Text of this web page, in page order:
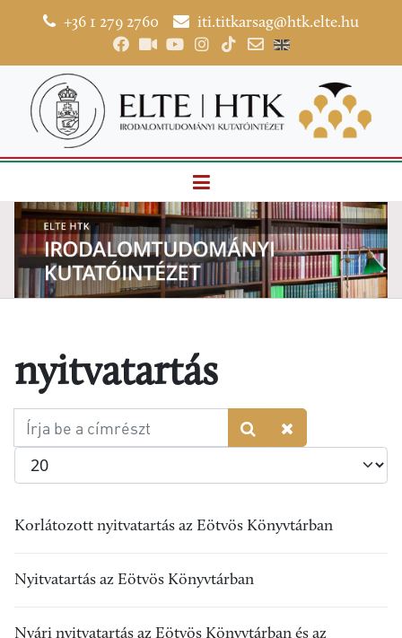
+36 1 279 2760 iti.titkarsag@htk.elte.hu
nyitvatartás
Írja
be
Tételek #
Korlátozott nyitvatartás az Eötvös Könyvtárban
Nyitvatartás az Eötvös Könyvtárban
Nyári nyitvatartás az Eötvös Könyvtárban és az